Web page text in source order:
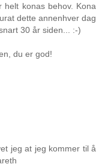
konas behov. Kona
dette annenhver dag
30 år siden... :-)
du er god!
jeg at jeg kommer til å